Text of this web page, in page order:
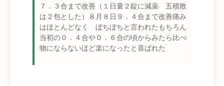
７．３合まで改善（１日量２錠に減薬 五積散
は２包とした）８月８日９．４合まで改善痛み
はほとんどなく ぼちぼちと言われたもちろん
当初の０．４合や０．６合の頃からみたら比べ
物にならないほど楽になったと喜ばれた